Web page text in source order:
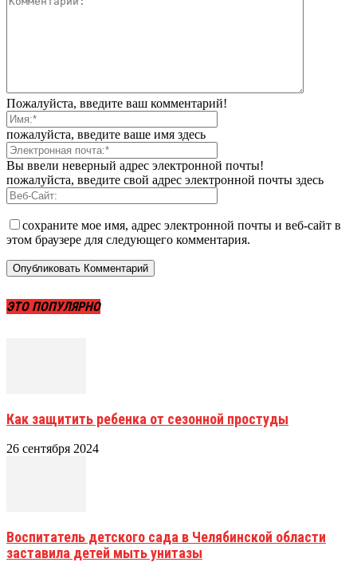
Пожалуйста, введите ваш комментарий!
пожалуйста, введите ваше имя здесь
Вы ввели неверный адрес электронной почты!
пожалуйста, введите свой адрес электронной почты здесь
сохраните мое имя, адрес электронной почты и веб-сайт в
этом браузере для следующего комментария.
ЭТО ПОПУЛЯРНО
Как защитить ребенка от сезонной простуды
26 сентября 2024
Воспитатель детского сада в Челябинской области
заставила детей мыть унитазы